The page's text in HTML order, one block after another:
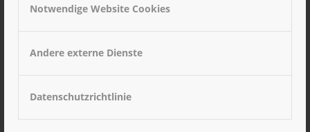
Notwendige Website Cookies
Andere externe Dienste
Datenschutzrichtlinie
Großer Saal
7 Versammlung